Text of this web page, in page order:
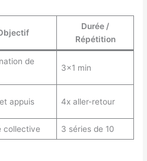
Durée /
Répétition
de
3×1 min
appuis 4x aller-retour
collective 3 séries de 10